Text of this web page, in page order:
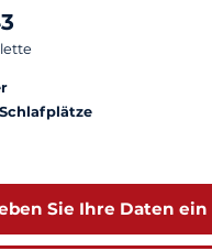
Sie Ihre Daten ein